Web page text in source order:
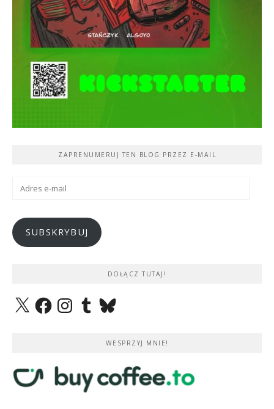
ZAPRENUMERUJ TEN BLOG PRZEZ E-MAIL
Adres
SUBSKRYBUJ
DOŁĄCZ TUTAJ!
X FacebookInstagramTumblrBluesky
WESPRZYJ MNIE!